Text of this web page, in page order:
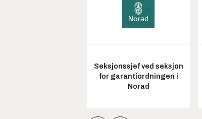
Seksjonssjef ved seksjon
for garantiordningen i
Norad